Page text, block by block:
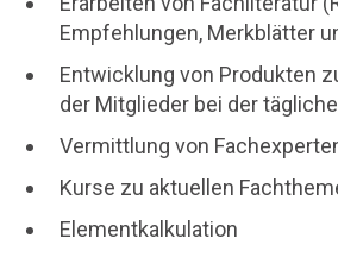
Empfehlungen, Merkblätter
Entwicklung von Produkten
der Mitglieder bei der
Vermittlung von
Kurse zu aktuellen
Elementkalkulation